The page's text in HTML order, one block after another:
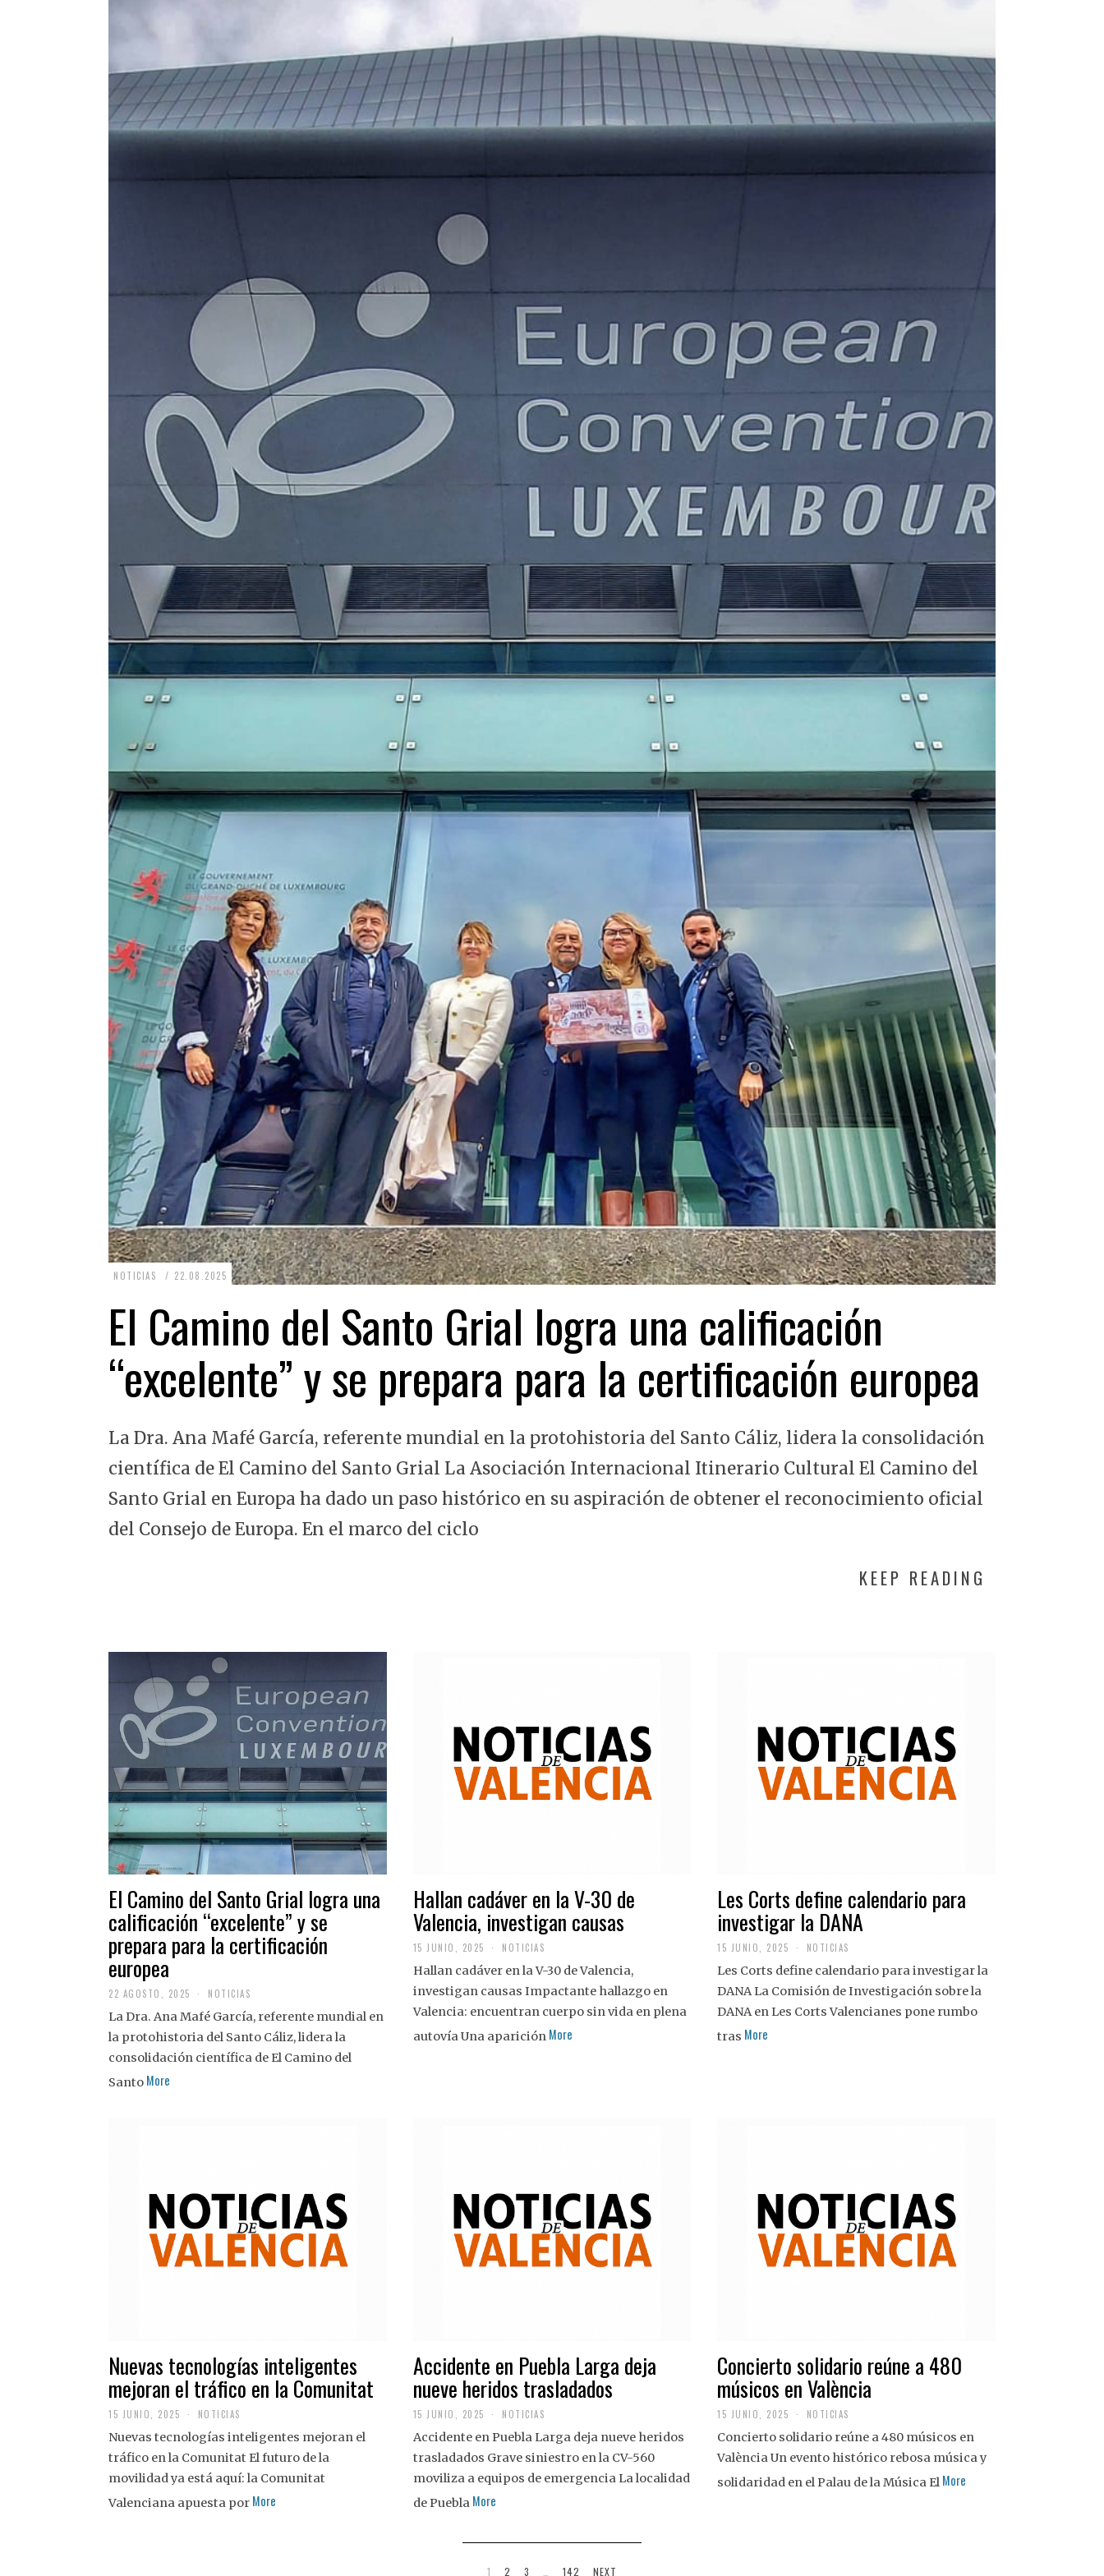
NOTICIAS 22.08.2025 2
.
0
0
2
El Camino del Santo Grial logra una calificación
“excelente” y se prepara para la certificación europea
La Dra. Ana Mafé García, referente mundial en la protohistoria del Santo Cáliz, lidera la consolidación
científica de El Camino del Santo Grial La Asociación Internacional Itinerario Cultural El Camino del
Santo Grial en Europa ha dado un paso histórico en su aspiración de obtener el reconocimiento oficial
del Consejo de Europa. En el marco del ciclo
KEEP READING
El Camino del Santo Grial logra una
calificación “excelente” y se
prepara para la certificación
europea
22 AGOSTO, 2025
A
G
O
S
NOTICIAS
La Dra. Ana Mafé García, referente mundial en
la protohistoria del Santo Cáliz, lidera la
consolidación científica de El Camino del
Santo More
Hallan cadáver en la V-30 de
Valencia, investigan causas
15 JUNIO, 2025 NOTICIAS
Hallan cadáver en la V-30 de Valencia,
investigan causas Impactante hallazgo en
Valencia: encuentran cuerpo sin vida en plena
autovía Una aparición More
Les Corts define calendario para
investigar la DANA
15 JUNIO, 2025 NOTICIAS
Les Corts define calendario para investigar la
DANA La Comisión de Investigación sobre la
DANA en Les Corts Valencianes pone rumbo
tras More
Nuevas tecnologías inteligentes
mejoran el tráfico en la Comunitat
15 JUNIO, 2025 NOTICIAS
Nuevas tecnologías inteligentes mejoran el
tráfico en la Comunitat El futuro de la
movilidad ya está aquí: la Comunitat
Valenciana apuesta por More
Accidente en Puebla Larga deja
nueve heridos trasladados
15 JUNIO, 2025 NOTICIAS
Accidente en Puebla Larga deja nueve heridos
trasladados Grave siniestro en la CV-560
moviliza a equipos de emergencia La localidad
de Puebla More
Concierto solidario reúne a 480
músicos en València
15 JUNIO, 2025 NOTICIAS
Concierto solidario reúne a 480 músicos en
València Un evento histórico rebosa música y
solidaridad en el Palau de la Música El More
1 2 3 … 142 NEXT